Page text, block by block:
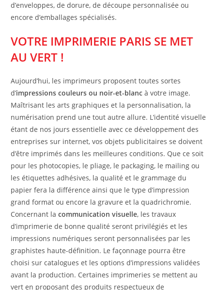
d’enveloppes, de dorure, de découpe personnalisée ou
encore d’emballages spécialisés.
VOTRE IMPRIMERIE PARIS SE MET
AU VERT !
Aujourd’hui, les imprimeurs proposent toutes sortes
d’impressions couleurs ou noir-et-blanc à votre image.
Maîtrisant les arts graphiques et la personnalisation, la
numérisation prend une tout autre allure. L’identité visuelle
étant de nos jours essentielle avec ce développement des
entreprises sur internet, vos objets publicitaires se doivent
d’être imprimés dans les meilleures conditions. Que ce soit
pour les photocopies, le pliage, le packaging, le mailing ou
les étiquettes adhésives, la qualité et le grammage du
papier fera la différence ainsi que le type d’impression
grand format ou encore la gravure et la quadrichromie.
Concernant lacommunication visuelle, les travaux
d’imprimerie de bonne qualité seront privilégiés et les
impressions numériques seront personnalisées par les
graphistes haute-définition. Le façonnage pourra être
choisi sur catalogues et les options d’impressions validées
avant la production. Certaines imprimeries se mettent au
vert en proposant des produits respectueux de